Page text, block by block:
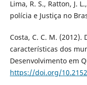
Lima, R. S., Ratton, J.
polícia e Justiça no
Costa, C. C. M.
características dos
Desenvolvimento em
https://doi.org/